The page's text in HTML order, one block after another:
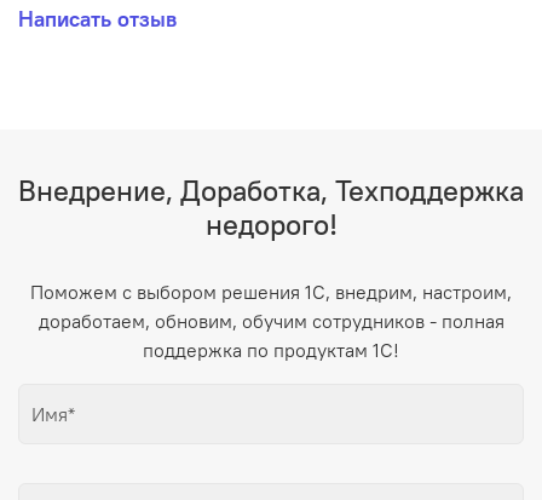
Написать отзыв
Внедрение, Доработка, Техподдержка
недорого!
Поможем с выбором решения 1С, внедрим, настроим,
доработаем, обновим, обучим сотрудников - полная
поддержка по продуктам 1С!